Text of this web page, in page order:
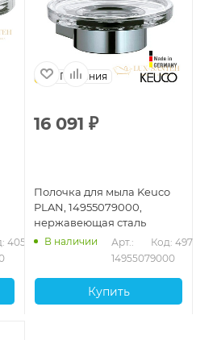
40520
Германия
16 091 ₽
Полочка для мыла Keuco
PLAN, 14955079000,
нержавеющая сталь
В наличии
Арт.:
14955079000
Код: 49705
Купить